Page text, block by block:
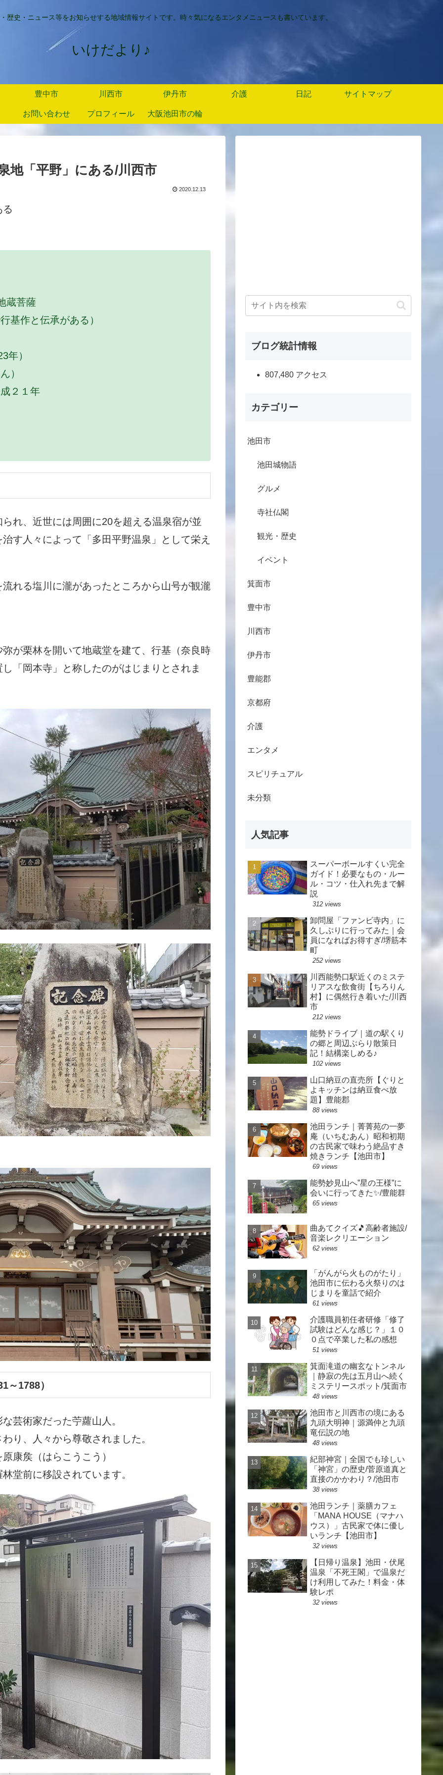
歴史・ニュース等をお知らせする地域情報サイトです。時々気になるエンタメニュースも書いています。
いけだより♪
豊中市 川西市 伊丹市 介護 日記 サイトマップ
お問い合わせ プロフィール 大阪池田市の輪
地「平野」にある/川西市
2020.12.13
る
蔵菩薩
作と伝承がある）
年）
）
１年
れ、近世には周囲に20を超える温泉宿が並
す人々によって「多田平野温泉」として栄え
れる塩川に瀧があったところから山号が観瀧
が栗林を開いて地蔵堂を建て、行基（奈良時
「岡本寺」と称したのがはじまりとされま
～1788）
芸術家だった苧蘿山人。
り、人々から尊敬されました。
康矦（はらこうこう）
堂前に移設されています。
ブログ統計情報
807,480 アクセス
カテゴリー
池田市
池田城物語
グルメ
寺社仏閣
観光・歴史
イベント
箕面市
豊中市
川西市
伊丹市
豊能郡
京都府
介護
エンタメ
スピリチュアル
未分類
人気記事
スーパーボールすくい完全
ガイド！必要なもの・ルー
ル・コツ・仕入れ先まで解
説
312 views
卸問屋「ファンビ寺内」に
久しぶりに行ってみた｜会
員になればお得すぎ/堺筋本
町
252 views
川西能勢口駅近くのミステ
リアスな飲食街【ちろりん
村】に偶然行き着いた/川西
市
212 views
能勢ドライブ｜道の駅くり
の郷と周辺ぶらり散策日
記！結構楽しめる♪
102 views
山口納豆の直売所【ぐりと
よキッチンは納豆食べ放
題】豊能郡
88 views
池田ランチ｜菁菁苑の一夢
庵（いちむあん）昭和初期
の古民家で味わう絶品すき
焼きランチ【池田市】
69 views
能勢妙見山へ”星の王様”に
会いに行ってきた✨/豊能群
65 views
曲あてクイズ🎵高齢者施設/
音楽レクリエーション
62 views
「がんがら火ものがたり」
池田市に伝わる火祭りのは
じまりを童話で紹介
61 views
介護職員初任者研修「修了
試験はどんな感じ？」１０
０点で卒業した私の感想
51 views
箕面滝道の幽玄なトンネル
｜静寂の先は五月山へ続く
ミステリースポット/箕面市
48 views
池田市と川西市の境にある
九頭大明神｜源満仲と九頭
竜伝説の地
48 views
紀部神宮｜全国でも珍しい
「神宮」の歴史/菅原道真と
直接のかかわり？/池田市
38 views
池田ランチ｜薬膳カフェ
「MANA HOUSE（マナハ
ウス）」古民家で体に優し
いランチ【池田市】
32 views
【日帰り温泉】池田・伏尾
温泉「不死王閣」で温泉だ
け利用してみた！料金・体
験レポ
32 views